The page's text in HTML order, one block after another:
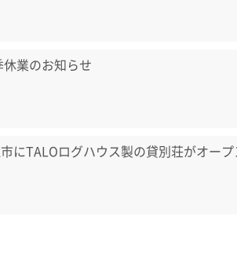
業のお知らせ
にTALOログハウス製の貸別荘がオープ